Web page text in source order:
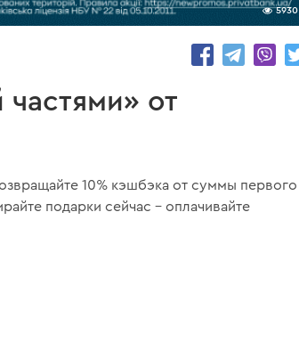
5930
от
10% кэшбэка от суммы первого
подарки сейчас – оплачивайте